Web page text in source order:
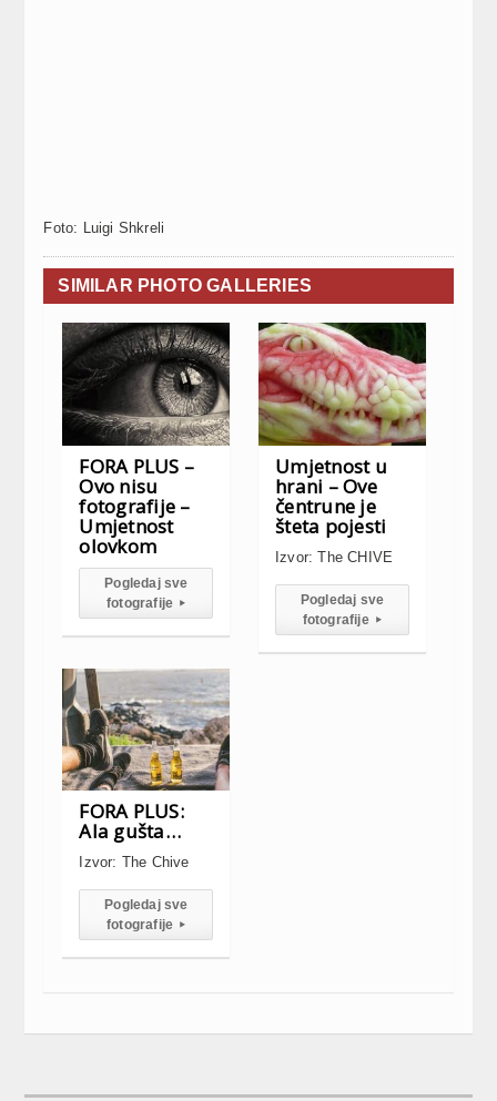
Foto: Luigi Shkreli
SIMILAR PHOTO GALLERIES
FORA PLUS –
Ovo nisu
fotografije –
Umjetnost
olovkom
Pogledaj sve
fotografije▸
Umjetnost u
hrani – Ove
čentrune je
šteta pojesti
Izvor: The CHIVE
Pogledaj sve
fotografije▸
FORA PLUS:
Ala gušta…
Izvor: The Chive
Pogledaj sve
fotografije▸